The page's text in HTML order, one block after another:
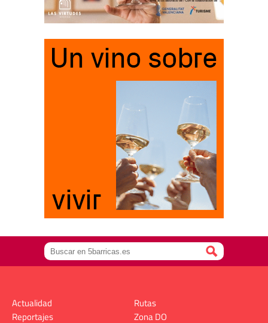
Actualidad
Reportajes
Rutas
Zona DO